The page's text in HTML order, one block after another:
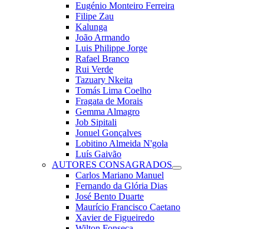
Eugénio Monteiro Ferreira
Filipe Zau
Kalunga
João Armando
Luis Philippe Jorge
Rafael Branco
Rui Verde
Tazuary Nkeita
Tomás Lima Coelho
Fragata de Morais
Gemma Almagro
Job Sipitali
Jonuel Gonçalves
Lobitino Almeida N'gola
Luís Gaivão
AUTORES CONSAGRADOS
Carlos Mariano Manuel
Fernando da Glória Dias
José Bento Duarte
Maurício Francisco Caetano
Xavier de Figueiredo